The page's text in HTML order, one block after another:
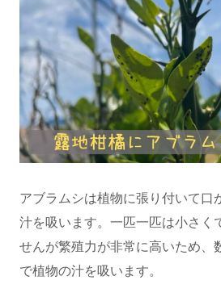
アブラムシは植物に張り付いて口
汁を吸います。一匹一匹は小さく
せんが繁殖力が非常に高いため、
で植物の汁を吸います。